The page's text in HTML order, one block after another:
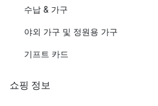
수납 & 가구
야외 가구 및 정원용 가구
기프트 카드
쇼핑 정보